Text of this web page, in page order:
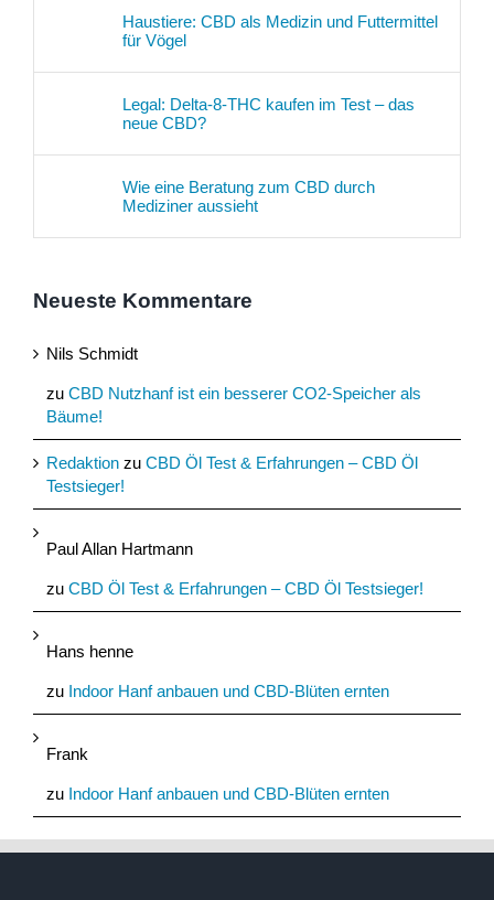
Haustiere: CBD als Medizin und Futtermittel
für Vögel
Legal: Delta-8-THC kaufen im Test – das
neue CBD?
Wie eine Beratung zum CBD durch
Mediziner aussieht
Neueste Kommentare
Nils Schmidt
zu CBD Nutzhanf ist ein besserer CO2-Speicher als
Bäume!
Redaktion zu CBD Öl Test & Erfahrungen – CBD Öl
Testsieger!
Paul Allan Hartmann
zu CBD Öl Test & Erfahrungen – CBD Öl Testsieger!
Hans henne
zu Indoor Hanf anbauen und CBD-Blüten ernten
Frank
zu Indoor Hanf anbauen und CBD-Blüten ernten